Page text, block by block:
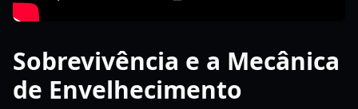
Sobrevivência e a Mecânica
de Envelhecimento